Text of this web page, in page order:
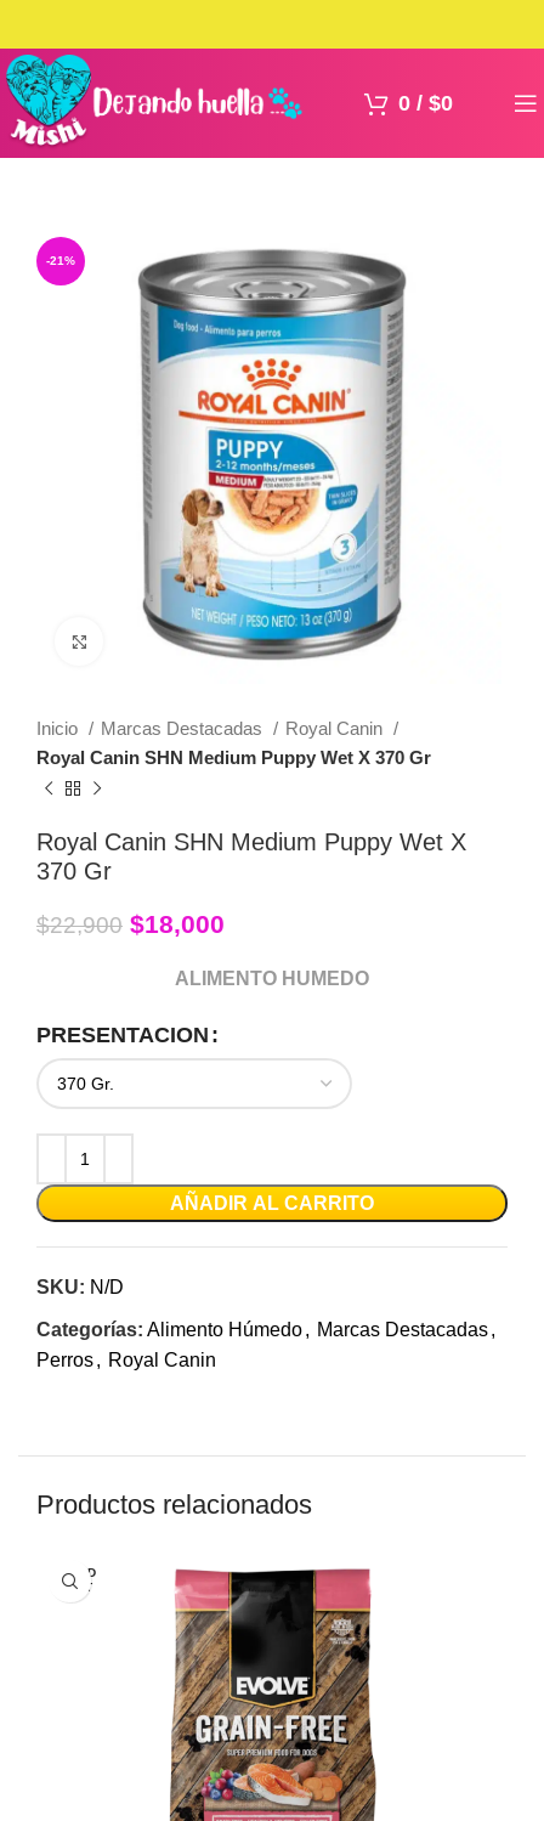
0 / $0
-21%
Click to enlarge
Inicio Marcas Destacadas
Royal Canin
Royal Canin SHN Medium Puppy Wet X 370 Gr
Royal Canin SHN Medium Puppy Wet X
370 Gr
$22,900 $18,000
ALIMENTO HUMEDO
PRESENTACION
AÑADIR AL CARRITO
SKU: N/D
Categorías: Alimento Húmedo, Marcas Destacadas,
Perros, Royal Canin
Productos relacionados
SOLD
OUT